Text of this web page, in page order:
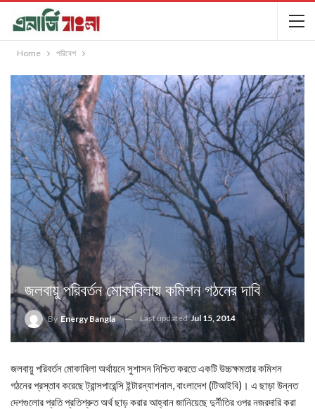
Home পরিবেশ
জলবায়ু পরিবর্তন মোকাবিলায় কমিশন গঠনের দাবি
By Energy Bangla Last updatedJul 15, 2014
জলবায়ু পরিবর্তন মোকাবিলা অর্থায়নে সুশাসন নিশ্চিত করতে একটি উচ্চক্ষমতার কমিশন
গঠনের প্রস্তাব করেছে ট্রান্সপারেন্সি ইন্টারন্যাশনাল, বাংলাদেশ (টিআইবি)। এ ছাড়া উন্নত
দেশগুলোর প্রতি প্রতিশ্রুত অর্থ ছাড় করার আহ্বান জানিয়েছে দুর্নীতির ওপর নজরদারি করা